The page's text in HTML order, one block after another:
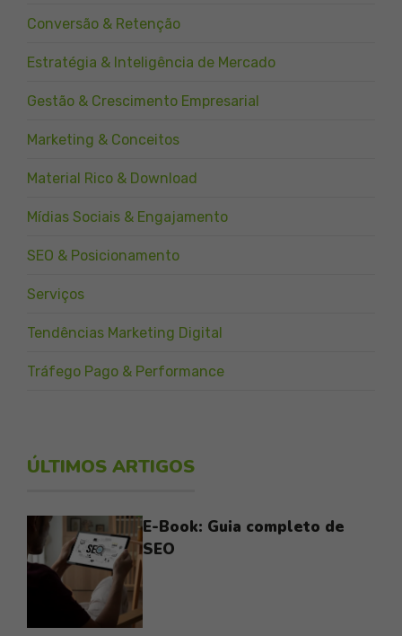
Conversão & Retenção
Estratégia & Inteligência de Mercado
Gestão & Crescimento Empresarial
Marketing & Conceitos
Material Rico & Download
Mídias Sociais & Engajamento
SEO & Posicionamento
Serviços
Tendências Marketing Digital
Tráfego Pago & Performance
ÚLTIMOS ARTIGOS
E-Book: Guia completo de
SEO